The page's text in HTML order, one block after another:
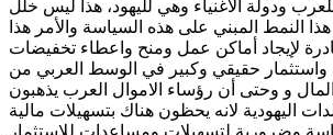
ودولة الأغنياء وهي لليهود، هذا ليس خلل
النمط المبني على هذه السياسة والأمر هذا
لإيجاد أماكن عمل ومنح واعطاء تخفيضات
واستثمار حقيقي وكبير في الوسط العربي من
و وحتى أن رؤساء الاموال العرب يذهبون
اليهودية لانه يحظون هناك بتسهيلات مالية
وضرورية لتسهيلات ومساعدات للاستثمار